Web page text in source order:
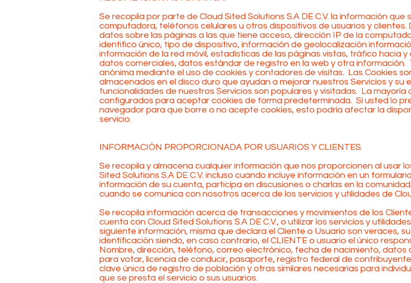
Se recopila por parte de Cloud Sited Solutions S.A DE C.V. la información que
computadora, teléfonos celulares u otros dispositivos de usuarios y clientes.
datos sobre las páginas a las que tiene acceso, dirección IP de la
identifico único, tipo de dispositivo, información de geolocalización
información de la red móvil, estadísticas de las páginas vistas, tráfico hacia
datos comerciales, datos estándar de registro en la web y otra información.
anónima mediante el uso de cookies y contadores de visitas. Las Cookies
almacenados en el disco duro que ayudan a mejorar nuestros Servicios y su
funcionalidades de nuestros Servicios son populares y visitadas. La
configurados para aceptar cookies de forma predeterminada. Si usted lo
navegador para que borre o no acepte cookies, esto podría afectar la
servicio.
INFORMACIÓN PROPORCIONADA POR USUARIOS Y CLIENTES.
Se recopila y almacena cualquier información que nos proporcionen al usar
Sited Solutions S.A DE C.V. incluso cuando incluye información en un
información de su cuenta, participa en discusiones o charlas en la
cuando se comunica con nosotros acerca de los servicios y utilidades de
Se recopila información acerca de transacciones y movimientos de los
cuenta con Cloud Sited Solutions S.A DE C.V., o utilizar los servicios y
siguiente información, misma que declara el Cliente o Usuario son veraces,
identificación siendo, en caso contrario, el CLIENTE o usuario el único
Nombre, dirección, teléfono, correo electrónico, fecha de nacimiento,
para votar, licencia de conducir, pasaporte, registro federal de
clave única de registro de población y otras similares necesarias para
que se presta el servicio o sus usuarios.